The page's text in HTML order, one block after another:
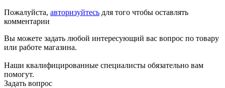
Пожалуйста, авторизуйтесь для того чтобы оставлять
комментарии
Вы можете задать любой интересующий вас вопрос по товару
или работе магазина.
Наши квалифицированные специалисты обязательно вам
помогут.
Задать вопрос